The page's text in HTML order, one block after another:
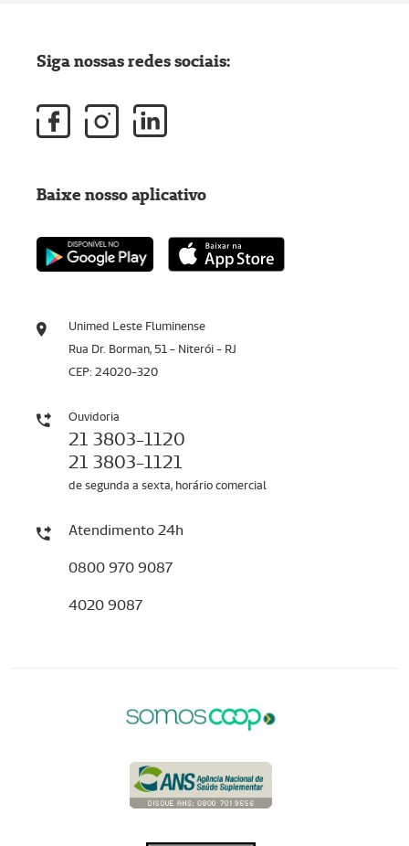
Unimed Leste Fluminense
Rua Dr. Borman, 51 - Niterói - RJ
CEP: 24020-320
Ouvidoria
21 3803-1120
21 3803-1121
de segunda a sexta, horário comercial
Atendimento 24h
0800 970 9087
4020 9087
Siga nossas redes sociais:
Baixe nosso aplicativo